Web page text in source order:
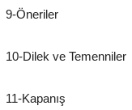
9-Öneriler
10-Dilek ve Temenniler
11-Kapanış